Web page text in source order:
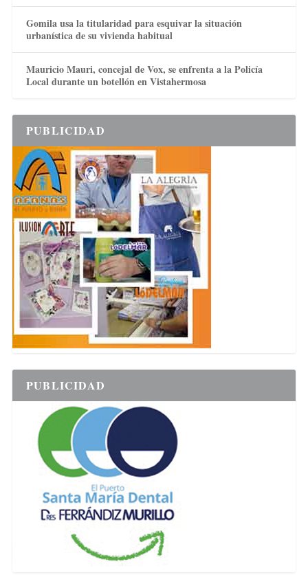
Gomila usa la titularidad para esquivar la situación
urbanística de su vivienda habitual
Mauricio Mauri, concejal de Vox, se enfrenta a la Policía
Local durante un botellón en Vistahermosa
PUBLICIDAD
PUBLICIDAD